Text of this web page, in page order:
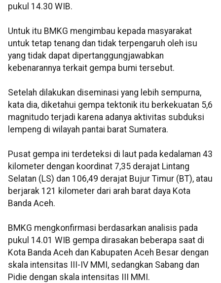
pukul 14.30 WIB.
Untuk itu BMKG mengimbau kepada masyarakat
untuk tetap tenang dan tidak terpengaruh oleh isu
yang tidak dapat dipertanggungjawabkan
kebenarannya terkait gempa bumi tersebut.
Setelah dilakukan diseminasi yang lebih sempurna,
kata dia, diketahui gempa tektonik itu berkekuatan 5,6
magnitudo terjadi karena adanya aktivitas subduksi
lempeng di wilayah pantai barat Sumatera.
Pusat gempa ini terdeteksi di laut pada kedalaman 43
kilometer dengan koordinat 7,35 derajat Lintang
Selatan (LS) dan 106,49 derajat Bujur Timur (BT), atau
berjarak 121 kilometer dari arah barat daya Kota
Banda Aceh.
BMKG mengkonfirmasi berdasarkan analisis pada
pukul 14.01 WIB gempa dirasakan beberapa saat di
Kota Banda Aceh dan Kabupaten Aceh Besar dengan
skala intensitas III-IV MMI, sedangkan Sabang dan
Pidie dengan skala intensitas III MMI.